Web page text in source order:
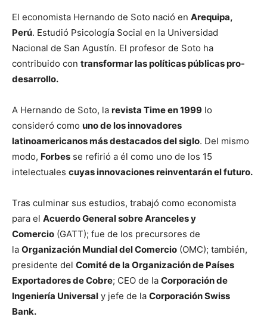
El economista Hernando de Soto nació en Arequipa,
Perú. Estudió Psicología Social en la Universidad
Nacional de San Agustín. El profesor de Soto ha
contribuido con transformar las políticas públicas pro-
desarrollo.
A Hernando de Soto, la revista Time en 1999 lo
consideró como uno de los innovadores
latinoamericanos más destacados del siglo. Del mismo
modo, Forbes se refirió a él como uno de los 15
intelectuales cuyas innovaciones reinventarán el futuro.
Tras culminar sus estudios, trabajó como economista
para el Acuerdo General sobre Aranceles y
Comercio (GATT); fue de los precursores de
la Organización Mundial del Comercio (OMC); también,
presidente del Comité de la Organización de Países
Exportadores de Cobre; CEO de la Corporación de
Ingeniería Universal y jefe de la Corporación Swiss
Bank.